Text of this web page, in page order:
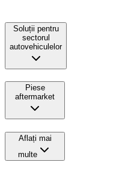
Soluții pentru
sectorul
autovehiculelor
Piese
aftermarket
Aflați mai
multe